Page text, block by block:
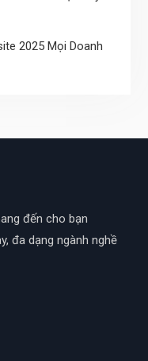
2025 Mọi Doanh
đến cho bạn
đa dạng ngành nghề